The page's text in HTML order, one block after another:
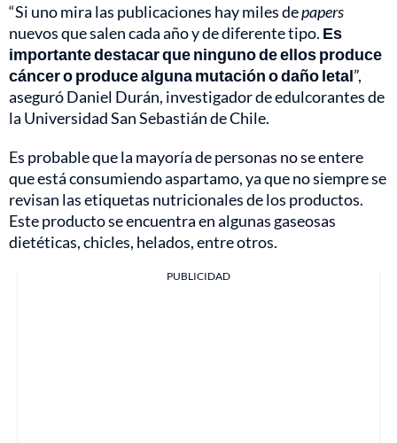
“Si uno mira las publicaciones hay miles depapers
nuevos que salen cada año y de diferente tipo. Es
importante destacar que ninguno de ellos produce
cáncer o produce alguna mutación o daño letal”,
aseguró Daniel Durán, investigador de edulcorantes de
la Universidad San Sebastián de Chile.
Es probable que la mayoría de personas no se entere
que está consumiendo aspartamo, ya que no siempre se
revisan las etiquetas nutricionales de los productos.
Este producto se encuentra en algunas gaseosas
dietéticas, chicles, helados, entre otros.
PUBLICIDAD